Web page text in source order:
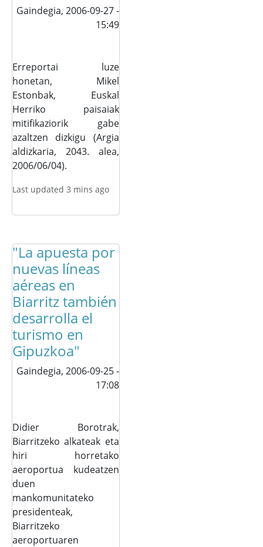
Gaindegia, 2006-09-27 -
15:49
Erreportai luze
honetan, Mikel
Estonbak, Euskal
Herriko paisaiak
mitifikaziorik gabe
azaltzen dizkigu (Argia
aldizkaria, 2043. alea,
2006/06/04).
Last updated 3 mins ago
"La apuesta por
nuevas líneas
aéreas en
Biarritz también
desarrolla el
turismo en
Gipuzkoa"
Gaindegia, 2006-09-25 -
17:08
Didier Borotrak,
Biarritzeko alkateak eta
hiri horretako
aeroportua kudeatzen
duen
mankomunitateko
presidenteak,
Biarritzeko
aeroportuaren